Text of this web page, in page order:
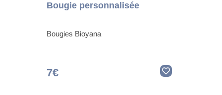
Bougie personnalisée
Bougies Bioyana
7€